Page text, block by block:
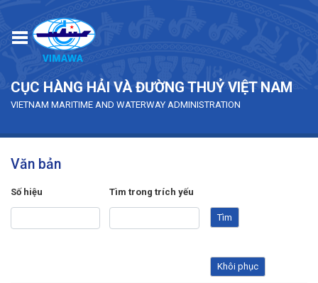
CỤC HÀNG HẢI VÀ ĐƯỜNG THUỶ VIỆT NAM
VIETNAM MARITIME AND WATERWAY ADMINISTRATION
Văn bản
Số hiệu Tìm trong trích yếu